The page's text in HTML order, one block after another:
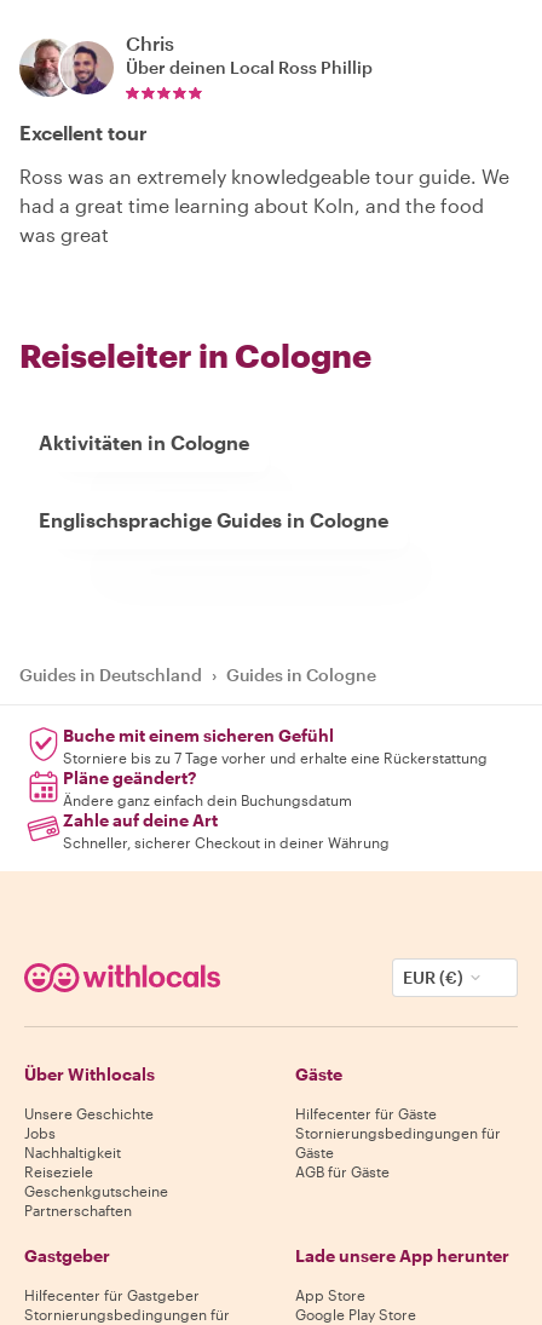
Chris
Über deinen Local Ross Phillip
Excellent tour
Ross was an extremely knowledgeable tour guide. We
had a great time learning about Koln, and the food
was great
Reiseleiter in Cologne
Aktivitäten in Cologne
Englischsprachige Guides in Cologne
Guides in Deutschland › Guides in Cologne
Buche mit einem sicheren Gefühl
Storniere bis zu 7 Tage vorher und erhalte eine Rückerstattung
Pläne geändert?
Ändere ganz einfach dein Buchungsdatum
Zahle auf deine Art
Schneller, sicherer Checkout in deiner Währung
EUR (€)
Über Withlocals
Unsere Geschichte
Jobs
Nachhaltigkeit
Reiseziele
Geschenkgutscheine
Partnerschaften
Gäste
Hilfecenter für Gäste
Stornierungsbedingungen für
Gäste
AGB für Gäste
Gastgeber
Hilfecenter für Gastgeber
Stornierungsbedingungen für
Lade unsere App herunter
App Store
Google Play Store